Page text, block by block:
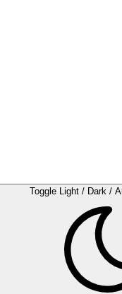
Toggle Light / Dark /